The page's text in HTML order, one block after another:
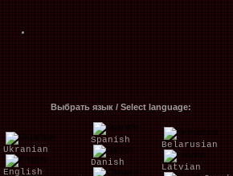
Выбрать язык / Select language:
Ukranian
English
Spanish
Danish
Belarusian
Latvian